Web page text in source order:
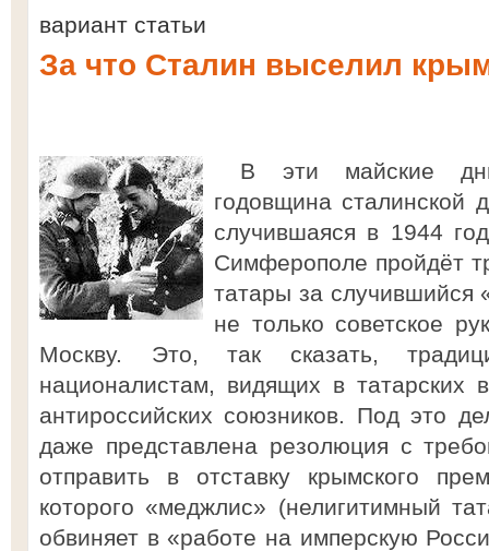
вариант статьи
За что Сталин выселил
В эти майские дни
годовщина сталинской
случившаяся в 1944
Симферополе пройдёт
татары за случившийся
не только советское
Москву. Это, так сказать,
националистам, видящих в татарских
антироссийских союзников. Под это
даже представлена резолюция с
отправить в отставку крымского
которого «меджлис» (нелигитимный
обвиняет в «работе на имперскую